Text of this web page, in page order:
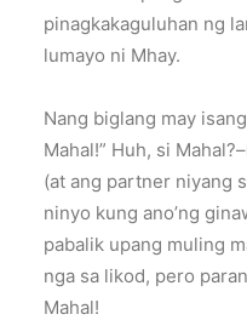
pinagkakaguluhan ng
lumayo ni Mhay.
Nang biglang may
Mahal!” Huh, si
(at ang partner niyang
ninyo kung ano’ng
pabalik upang muling
nga sa likod, pero
Mahal!